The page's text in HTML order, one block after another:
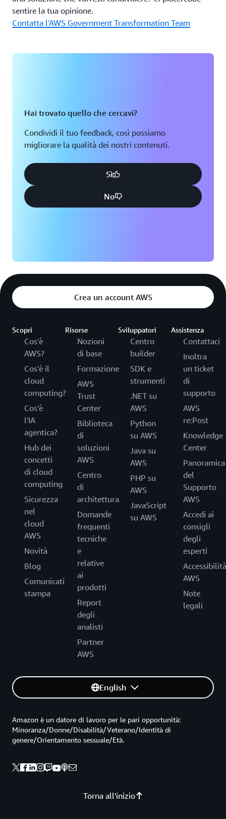
sentire la tua opinione.
Contatta l'AWS Government Transformation Team
Hai trovato quello che cercavi?
Condividi il tuo feedback, così possiamo
migliorare la qualità dei nostri contenuti.
Sì
No
Crea un account AWS
Scopri
Cos'è
AWS?
Cos'è il
cloud
computing?
Cos'è
l'IA
agentica?
Hub dei
concetti
di cloud
computing
Sicurezza
nel
cloud
AWS
Novità
Blog
Comunicati
stampa
Risorse
Nozioni
di base
Formazione
AWS
Trust
Center
Biblioteca
di
soluzioni
AWS
Centro
di
architettura
Domande
frequenti
tecniche
e
relative
ai
prodotti
Report
degli
analisti
Partner
AWS
Sviluppatori
Centro
builder
SDK e
strumenti
.NET su
AWS
Python
su AWS
Java su
AWS
PHP su
AWS
JavaScript
su AWS
Assistenza
Contattaci
Inoltra
un ticket
di
supporto
AWS
re:Post
Knowledge
Center
Panoramica
del
Supporto
AWS
Accedi ai
consigli
degli
esperti
Accessibilità
AWS
Note
legali
English
Torna all'inizio
Amazon è un datore di lavoro per le pari opportunità:
Minoranza/Donne/Disabilità/Veterano/Identità di
genere/Orientamento sessuale/Età.